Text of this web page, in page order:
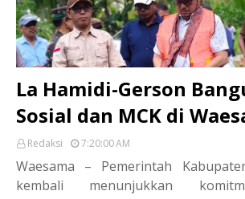
La Hamidi-Gerson
Sosial dan MCK di
Redaksi 7:20:00 AM
Waesama – Pemerintah
kembali menunjukkan